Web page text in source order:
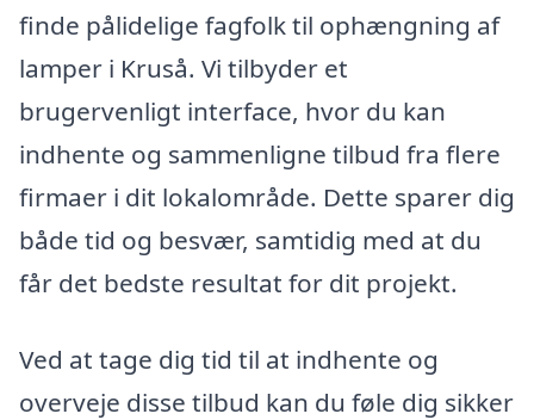
finde pålidelige fagfolk til ophængning af
lamper i Kruså. Vi tilbyder et
brugervenligt interface, hvor du kan
indhente og sammenligne tilbud fra flere
firmaer i dit lokalområde. Dette sparer dig
både tid og besvær, samtidig med at du
får det bedste resultat for dit projekt.
Ved at tage dig tid til at indhente og
overveje disse tilbud kan du føle dig sikker